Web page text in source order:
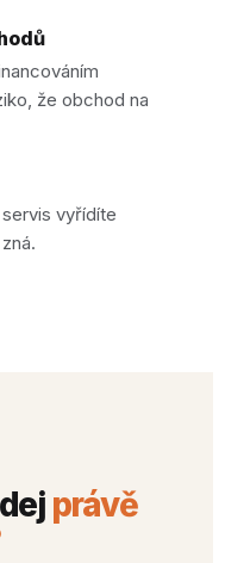
že obchod na
vyřídíte
právě